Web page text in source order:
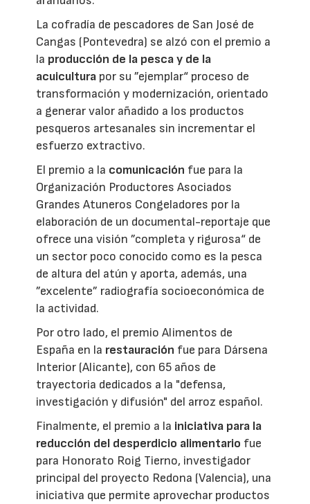
La cofradía de pescadores de San José de
Cangas (Pontevedra) se alzó con el premio a
la producción de la pesca y de la
acuicultura por su ”ejemplar“ proceso de
transformación y modernización, orientado
a generar valor añadido a los productos
pesqueros artesanales sin incrementar el
esfuerzo extractivo.
El premio a la comunicación fue para la
Organización Productores Asociados
Grandes Atuneros Congeladores por la
elaboración de un documental-reportaje que
ofrece una visión ”completa y rigurosa“ de
un sector poco conocido como es la pesca
de altura del atún y aporta, además, una
”excelente” radiografía socioeconómica de
la actividad.
Por otro lado, el premio Alimentos de
España en la restauración fue para Dársena
Interior (Alicante), con 65 años de
trayectoria dedicados a la "defensa,
investigación y difusión" del arroz español.
Finalmente, el premio a la iniciativa para la
reducción del desperdicio alimentario fue
para Honorato Roig Tierno, investigador
principal del proyecto Redona (Valencia), una
iniciativa que permite aprovechar productos